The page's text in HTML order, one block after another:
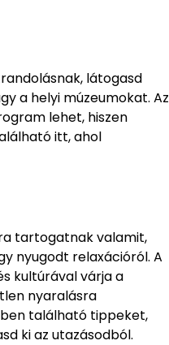
látogasd
a helyi múzeumokat. Az
lehet, hiszen
itt, ahol
tartogatnak valamit,
nyugodt relaxációról. A
kultúrával várja a
nyaralásra
található tippeket,
ki az utazásodból.